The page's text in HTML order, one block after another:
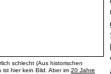
schlecht (Aus historischen
hier kein Bild. Aber im 20 Jahre